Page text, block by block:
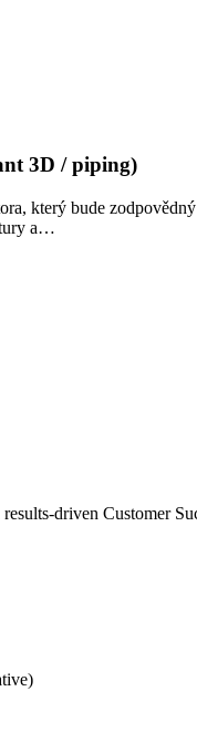
3D / piping)
který bude
a…
driven Customer